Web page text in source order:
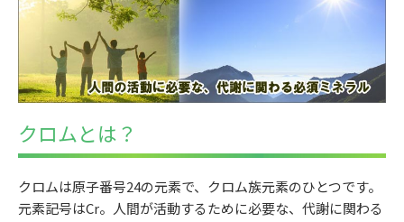
クロムとは？
クロムは原子番号24の元素で、クロム族元素のひとつです。
元素記号はCr。人間が活動するために必要な、代謝に関わる